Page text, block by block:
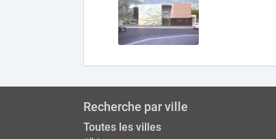
Recherche par ville
Toutes les villes